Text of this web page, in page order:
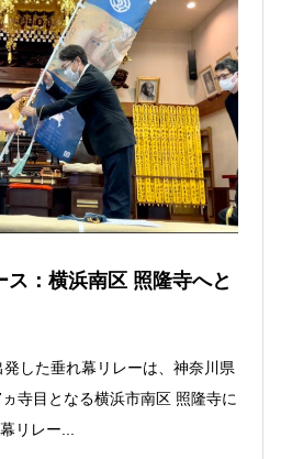
：横浜南区 照隆寺へと
した垂れ幕リレーは、神奈川県
寺目となる横浜市南区 照隆寺に
リレー...